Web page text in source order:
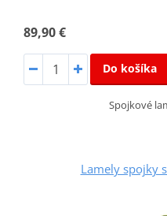
89,90 €
Do košíka
Spojkové
Lamely spojky